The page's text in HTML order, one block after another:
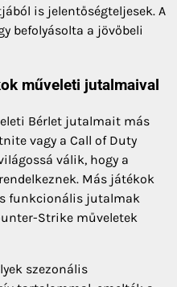
is jelentőségteljesek. A
befolyásolta a jövőbeli
műveleti jutalmaival
Bérlet jutalmait más
vagy a Call of Duty
válik, hogy a
Más játékok
funkcionális jutalmak
Strike műveletek
szezonális